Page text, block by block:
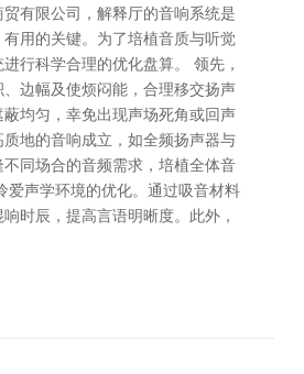
有限公司，解释厅的音响系统是
用的关键。为了培植音质与听觉
行科学合理的优化盘算。 领先，
边幅及使烦闷能，合理移交扬声
均匀，幸免出现声场死角或回声
地的音响成立，如全频扬声器与
同场合的音频需求，培植全体音
爱声学环境的优化。通过吸音材料
时辰，提高言语明晰度。此外，